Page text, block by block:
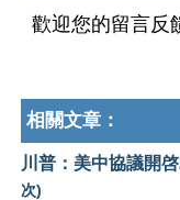
歡迎您的留言反
相關文章：
川普：美中協議開
次)